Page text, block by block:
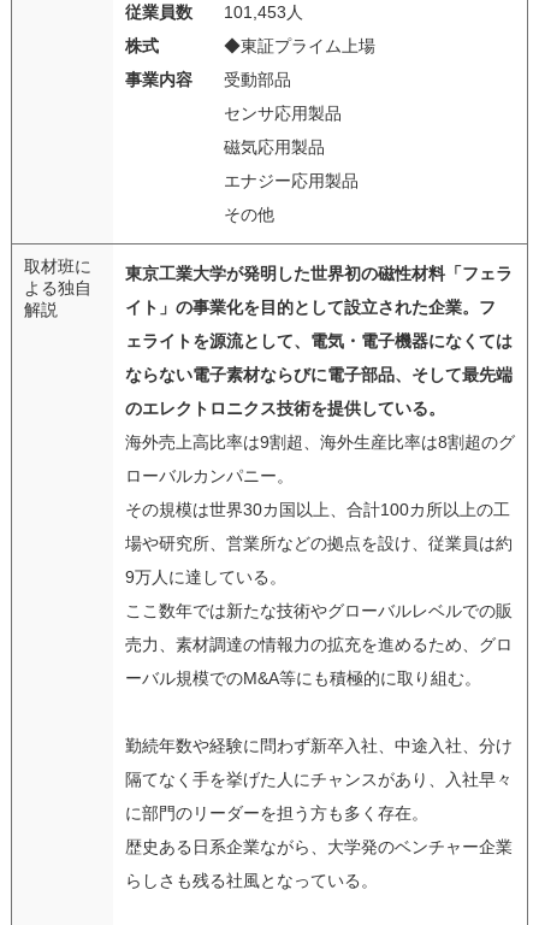
従業員数
101,453人
株式
◆東証プライム上場
事業内容
受動部品
センサ応用製品
磁気応用製品
エナジー応用製品
その他
取材班に
よる独自
解説
東京工業大学が発明した世界初の磁性材料「フェラ
イト」の事業化を目的として設立された企業。フ
ェライトを源流として、電気・電子機器になくては
ならない電子素材ならびに電子部品、そして最先端
のエレクトロニクス技術を提供している。
海外売上高比率は9割超、海外生産比率は8割超のグ
ローバルカンパニー。
その規模は世界30カ国以上、合計100カ所以上の工
場や研究所、営業所などの拠点を設け、従業員は約
9万人に達している。
ここ数年では新たな技術やグローバルレベルでの販
売力、素材調達の情報力の拡充を進めるため、グロ
ーバル規模でのM&A等にも積極的に取り組む。
勤続年数や経験に問わず新卒入社、中途入社、分け
隔てなく手を挙げた人にチャンスがあり、入社早々
に部門のリーダーを担う方も多く存在。
歴史ある日系企業ながら、大学発のベンチャー企業
らしさも残る社風となっている。